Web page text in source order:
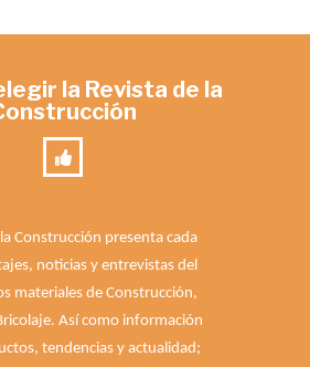
la Revista de la
Construcción presenta cada
noticias y entrevistas del
materiales de Construcción,
Así como información
tendencias y actualidad;